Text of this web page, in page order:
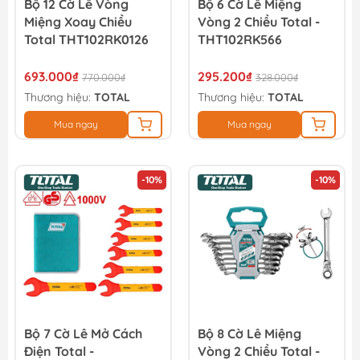
Bộ 12 Cờ Lê Vòng
Miệng Xoay Chiều
Total THT102RK0126
693.000₫ 770.000₫
Thương hiệu: TOTAL
Mua ngay
Bộ 6 Cờ Lê Miệng
Vòng 2 Chiều Total -
THT102RK566
295.200₫ 328.000₫
Thương hiệu: TOTAL
Mua ngay
-10%
Bộ 7 Cờ Lê Mở Cách
Điện Total -
-10%
Bộ 8 Cờ Lê Miệng
Vòng 2 Chiều Total -